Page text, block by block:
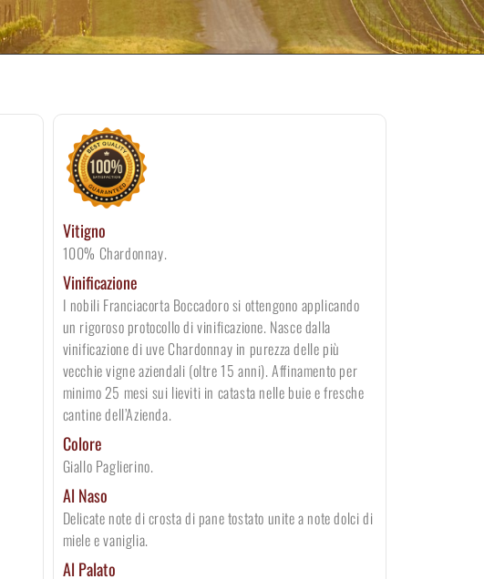
Vitigno
100% Chardonnay.
Vinificazione
I nobili Franciacorta Boccadoro si ottengono applicando
un rigoroso protocollo di vinificazione. Nasce dalla
vinificazione di uve Chardonnay in purezza delle più
vecchie vigne aziendali (oltre 15 anni). Affinamento per
minimo 25 mesi sui lieviti in catasta nelle buie e fresche
cantine dell’Azienda.
Colore
Giallo Paglierino.
Al Naso
Delicate note di crosta di pane tostato unite a note dolci di
miele e vaniglia.
Al Palato